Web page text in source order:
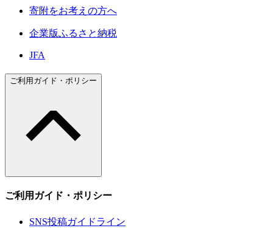
寄附をお考えの方へ
企業版ふるさと納税
JFA
ご利用ガイド・ポリシー
ご利用ガイド・ポリシー
SNS投稿ガイドライン